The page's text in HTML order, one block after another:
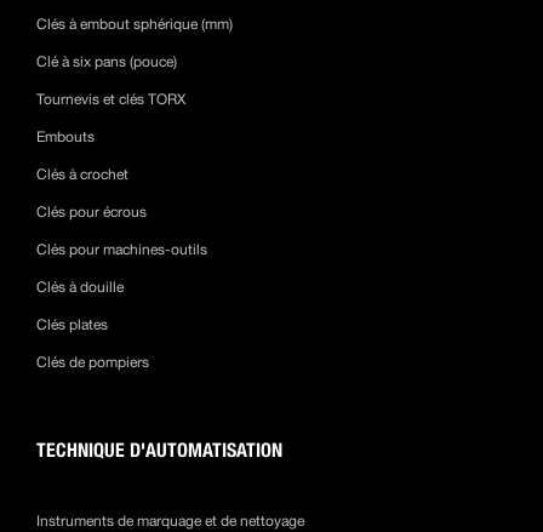
Clés à embout sphérique (mm)
Clé à six pans (pouce)
Tournevis et clés TORX
Embouts
Clés à crochet
Clés pour écrous
Clés pour machines-outils
Clés à douille
Clés plates
Clés de pompiers
TECHNIQUE D'AUTOMATISATION
Instruments de marquage et de nettoyage